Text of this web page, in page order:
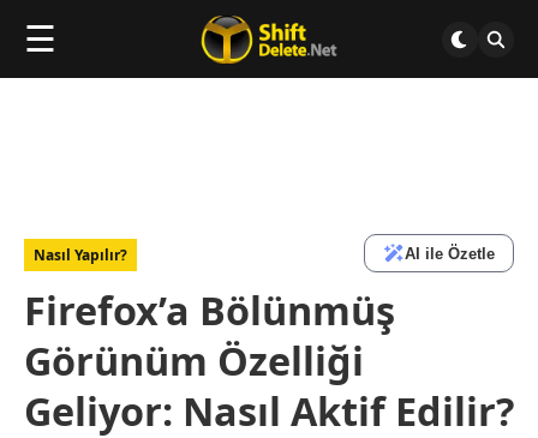
☰
Nasıl Yapılır? AI ile Özetle
Firefox’a Bölünmüş
Görünüm Özelliği
Geliyor: Nasıl Aktif Edilir?